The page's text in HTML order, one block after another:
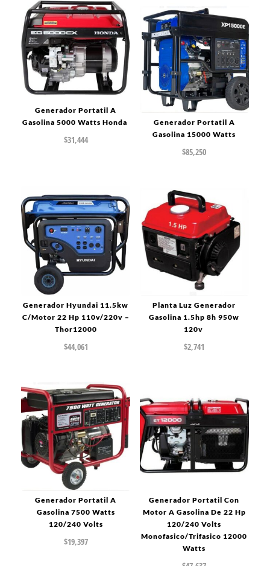
Generador Portatil A
Gasolina 5000 Watts Honda
$31,444
Generador Portatil A
Gasolina 15000 Watts
$85,250
Generador Hyundai 11.5kw
C/Motor 22 Hp 110v/220v –
Thor12000
$44,061
Planta Luz Generador
Gasolina 1.5hp 8h 950w
120v
$2,741
Generador Portatil A
Gasolina 7500 Watts
120/240 Volts
$19,397
Generador Portatil Con
Motor A Gasolina De 22 Hp
120/240 Volts
Monofasico/Trifasico 12000
Watts